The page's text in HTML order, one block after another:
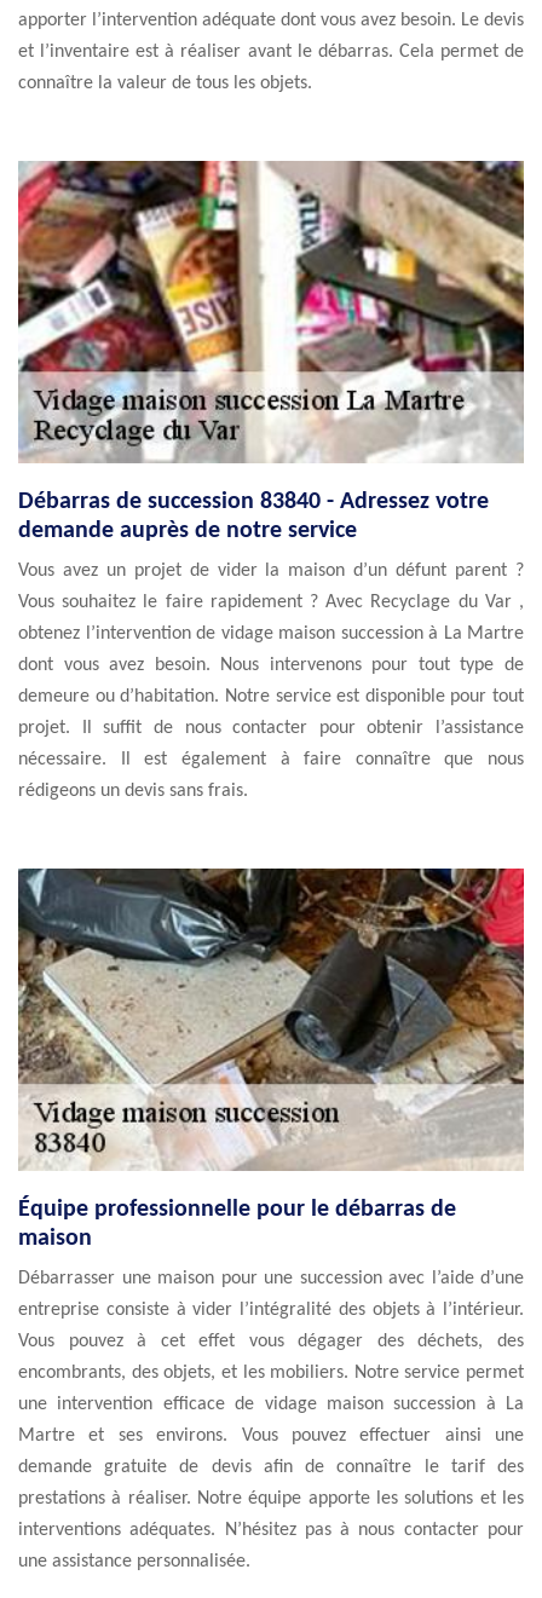
apporter l’intervention adéquate dont vous avez besoin. Le devis
et l’inventaire est à réaliser avant le débarras. Cela permet de
connaître la valeur de tous les objets.
Débarras de succession 83840 - Adressez votre
demande auprès de notre service
Vous avez un projet de vider la maison d’un défunt parent ?
Vous souhaitez le faire rapidement ? Avec Recyclage du Var ,
obtenez l’intervention de vidage maison succession à La Martre
dont vous avez besoin. Nous intervenons pour tout type de
demeure ou d’habitation. Notre service est disponible pour tout
projet. Il suffit de nous contacter pour obtenir l’assistance
nécessaire. Il est également à faire connaître que nous
rédigeons un devis sans frais.
Équipe professionnelle pour le débarras de
maison
Débarrasser une maison pour une succession avec l’aide d’une
entreprise consiste à vider l’intégralité des objets à l’intérieur.
Vous pouvez à cet effet vous dégager des déchets, des
encombrants, des objets, et les mobiliers. Notre service permet
une intervention efficace de vidage maison succession à La
Martre et ses environs. Vous pouvez effectuer ainsi une
demande gratuite de devis afin de connaître le tarif des
prestations à réaliser. Notre équipe apporte les solutions et les
interventions adéquates. N’hésitez pas à nous contacter pour
une assistance personnalisée.